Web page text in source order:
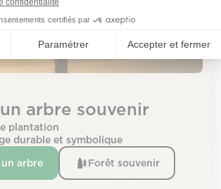
arbre souvenir
plantation
durable et symbolique
arbre Forêt souvenir